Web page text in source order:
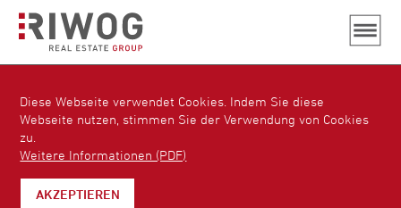
Diese Webseite verwendet Cookies. Indem Sie diese
Webseite nutzen, stimmen Sie der Verwendung von Cookies
zu.
Weitere Informationen (PDF)
AKZEPTIEREN